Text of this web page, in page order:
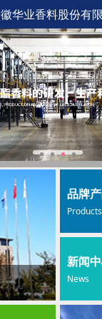
华业香料股份有
品牌
Products
新闻
News